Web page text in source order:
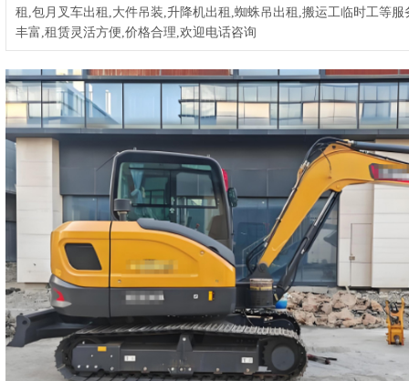
租,包月叉车出租,大件吊装,升降机出租,蜘蛛吊出租,搬运工临时工等
丰富,租赁灵活方便,价格合理,欢迎电话咨询